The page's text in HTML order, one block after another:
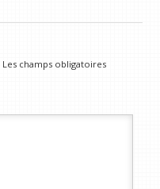
Les champs obligatoires